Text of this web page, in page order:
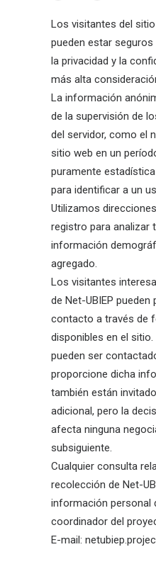
Los visitantes del sitio
pueden estar
la privacidad y la
más alta
La información
de la supervisión de
del servidor, como el
sitio web en un
puramente
para identificar a un
Utilizamos
registro para analizar
información
agregado.
Los visitantes
de Net-UBIEP
contacto a través de
disponibles en el
pueden ser
proporcione dicha
también están
adicional, pero la
afecta ninguna
subsiguiente.
Cualquier consulta
recolección de Net-
información personal
coordinador del
E-mail: